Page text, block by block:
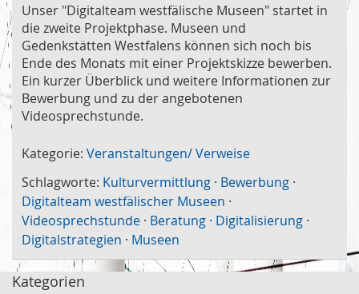
Unser "Digitalteam westfälische Museen" startet in
die zweite Projektphase. Museen und
Gedenkstätten Westfalens können sich noch bis
Ende des Monats mit einer Projektskizze bewerben.
Ein kurzer Überblick und weitere Informationen zur
Bewerbung und zu der angebotenen
Videosprechstunde.
Kategorie: Veranstaltungen/ Verweise
Schlagworte: Kulturvermittlung · Bewerbung ·
Digitalteam westfälischer Museen ·
Videosprechstunde · Beratung · Digitalisierung ·
Digitalstrategien · Museen
Kategorien